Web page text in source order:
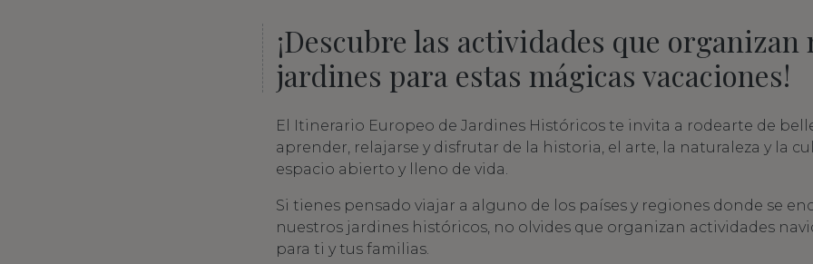
¡Descubre las actividades que organizan
jardines para estas mágicas vacaciones!
El Itinerario Europeo de Jardines Históricos te invita a rodearte de
aprender, relajarse y disfrutar de la historia, el arte, la naturaleza y la
espacio abierto y lleno de vida.
Si tienes pensado viajar a alguno de los países y regiones donde se
nuestros jardines históricos, no olvides que organizan actividades
para ti y tus familias.